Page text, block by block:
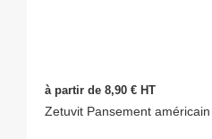
à partir de 8,90 € HT
Zetuvit Pansement